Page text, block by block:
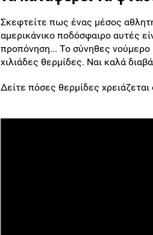
Σκεφτείτε πως ένας μέσος
αμερικάνικο ποδόσφαιρο αυτές
προπόνηση... Το σύνηθες νούμερο
χιλιάδες θερμίδες. Ναι καλά
Δείτε πόσες θερμίδες